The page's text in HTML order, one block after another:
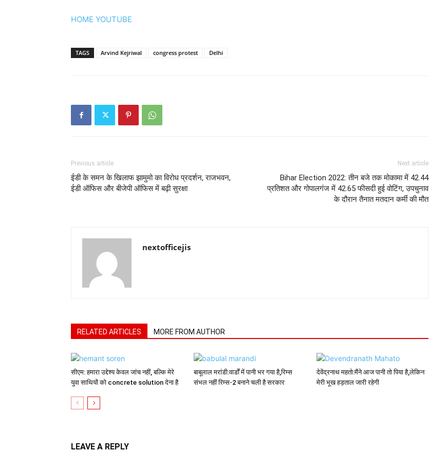
HOME YOUTUBE
TAGS Arvind Kejriwal congress protest Delhi
Previous article
ईडी के समन के खिलाफ झामुमो का विरोध प्रदर्शन, राजभवन,
ईडी ऑफिस और बीजेपी ऑफिस में बढ़ी सुरक्षा
Next article
Bihar Election 2022: तीन बजे तक मोकामा में 42.44
प्रतिशत और गोपालगंज में 42.65 फीसदी हुई वोटिंग, उपचुनाव
के दौरान तैनात मतदान कर्मी की मौत
nextofficejis
RELATED ARTICLES MORE FROM AUTHOR
सीएम: हमारा उद्देश्य केवल जांच नहीं, बल्कि मेरे
युवा साथियों को concrete solution देना है
बाबूलाल मरांडी:वार्डों में पानी भर गया है,रिम्स
संभल नहीं रिम्स-2 बनाने चली है सरकार
देवेंद्रनाथ महतो:मैंने आज पानी तो पिया है,लेकिन
मेरी भूख हड़ताल जारी रहेगी
LEAVE A REPLY